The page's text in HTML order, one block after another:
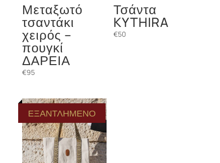
Μεταξωτό
τσαντάκι
χειρός –
πουγκί
ΔΑΡΕΙΑ
€95
Τσάντα
KYTHIRA
€50
ΕΞΑΝΤΛΗΜΕΝΟ